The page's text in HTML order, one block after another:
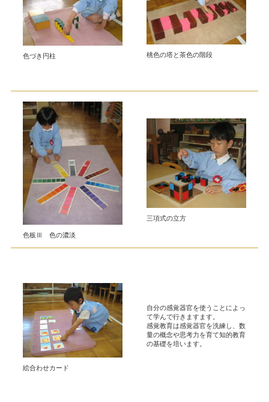
色づき円柱 桃色の塔と茶色の階段
色板Ⅲ 色の濃淡
三項式の立方
絵合わせカード
自分の感覚器官を使うことによっ
て学んで行きますます。
感覚教育は感覚器官を洗練し、数
量の概念や思考力を育て知的教育
の基礎を培います。